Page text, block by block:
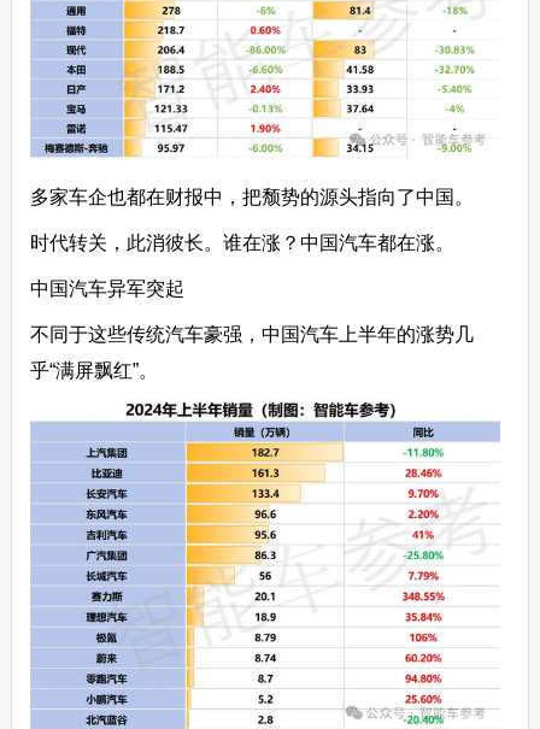
多家车企也都在财报中，把颓势的源头指向了中国。
时代转关，此消彼长。谁在涨？中国汽车都在涨。
中国汽车异军突起
不同于这些传统汽车豪强，中国汽车上半年的涨势几
乎“满屏飘红”。